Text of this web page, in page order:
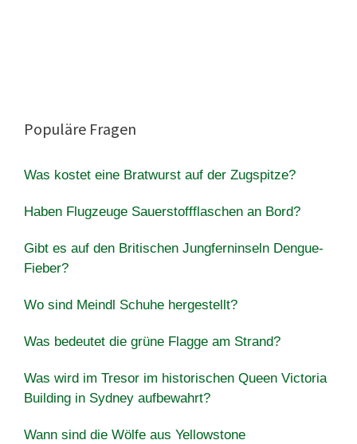
Populäre Fragen
Was kostet eine Bratwurst auf der Zugspitze?
Haben Flugzeuge Sauerstoffflaschen an Bord?
Gibt es auf den Britischen Jungferninseln Dengue-
Fieber?
Wo sind Meindl Schuhe hergestellt?
Was bedeutet die grüne Flagge am Strand?
Was wird im Tresor im historischen Queen Victoria
Building in Sydney aufbewahrt?
Wann sind die Wölfe aus Yellowstone